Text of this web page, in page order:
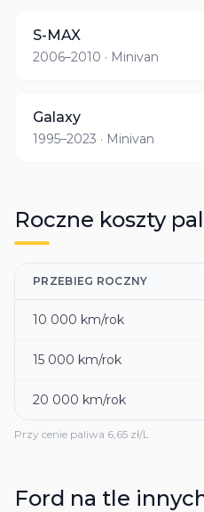
S-MAX
2006–2010 · Minivan
Galaxy
1995–2023 · Minivan
Roczne koszty
PRZEBIEG ROCZNY
10 000 km/rok
15 000 km/rok
20 000 km/rok
Przy cenie paliwa 6,65 zł/L
Ford na tle